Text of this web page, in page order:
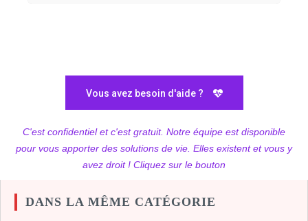
Vous avez besoin d'aide ?
C'est confidentiel et c'est gratuit. Notre équipe est disponible
pour vous apporter des solutions de vie. Elles existent et vous y
avez droit ! Cliquez sur le bouton
DANS LA MÊME CATÉGORIE